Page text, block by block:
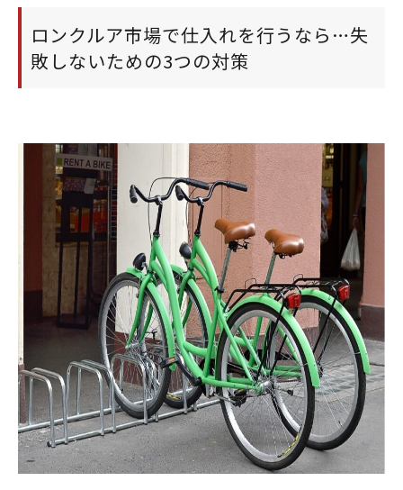
ロンクルア市場で仕入れを行うなら…失
敗しないための3つの対策